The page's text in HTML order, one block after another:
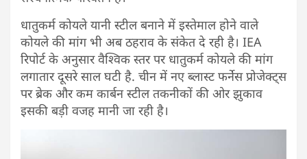
धातुकर्म कोयले यानी स्टील बनाने में इस्तेमाल होने वाले
कोयले की मांग भी अब ठहराव के संकेत दे रही है। IEA
रिपोर्ट के अनुसार वैश्विक स्तर पर धातुकर्म कोयले की मांग
लगातार दूसरे साल घटी है. चीन में नए ब्लास्ट फर्नेस प्रोजेक्ट्स
पर ब्रेक और कम कार्बन स्टील तकनीकों की ओर झुकाव
इसकी बड़ी वजह मानी जा रही है।